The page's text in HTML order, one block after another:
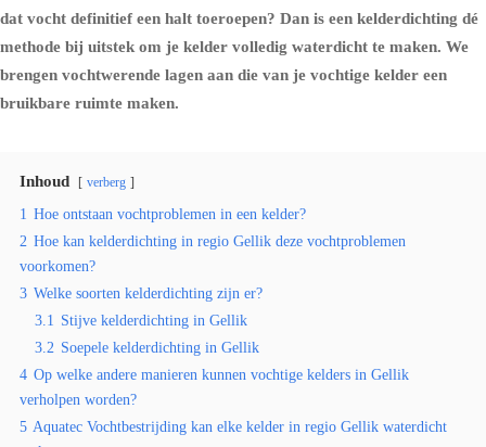
dat vocht definitief een halt toeroepen? Dan is een kelderdichting dé
methode bij uitstek om je kelder volledig waterdicht te maken. We
brengen vochtwerende lagen aan die van je vochtige kelder een
bruikbare ruimte maken.
Inhoud verberg
1 Hoe ontstaan vochtproblemen in een kelder?
2 Hoe kan kelderdichting in regio Gellik deze vochtproblemen
voorkomen?
3 Welke soorten kelderdichting zijn er?
3.1 Stijve kelderdichting in Gellik
3.2 Soepele kelderdichting in Gellik
4 Op welke andere manieren kunnen vochtige kelders in Gellik
verholpen worden?
5 Aquatec Vochtbestrijding kan elke kelder in regio Gellik waterdicht